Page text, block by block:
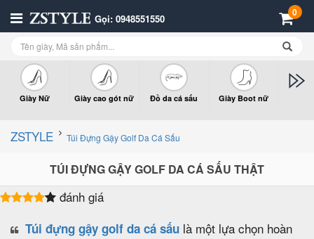
Gọi: 0948551550 0
Giày Nữ Giày cao gót nữ Đồ da cá sấu Giày Boot nữ
ZSTYLE Túi Đựng Gậy Golf Da Cá Sấu
TÚI ĐỰNG GẬY GOLF DA CÁ SẤU THẬT
đánh giá
Túi đựng gậy golf da cá sấu là một lựa chọn hoàn